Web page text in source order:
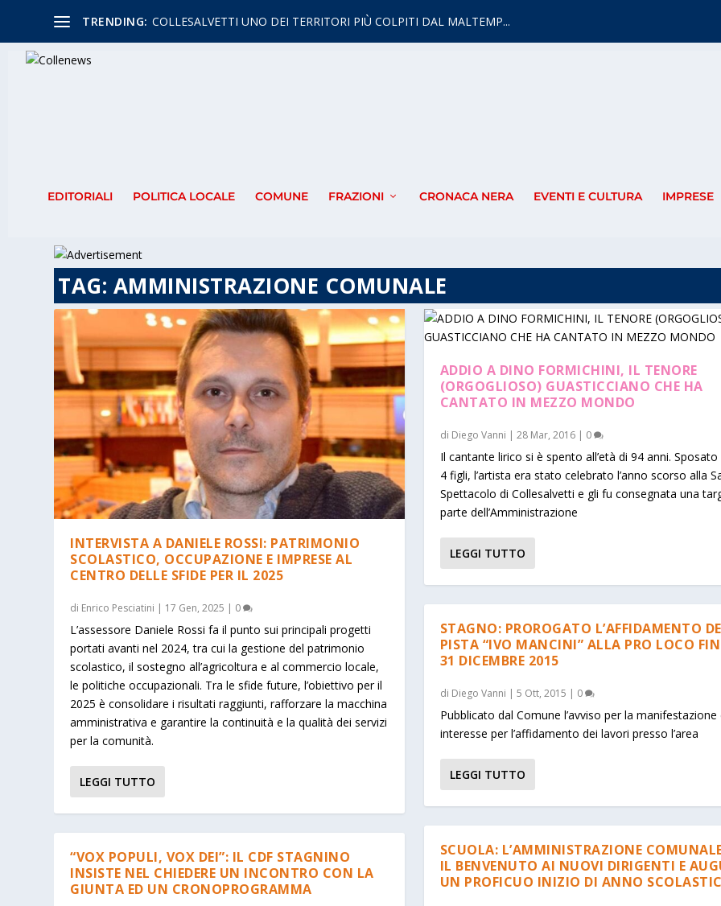
TRENDING: COLLESALVETTI UNO DEI TERRITORI PIÙ COLPITI DAL MALTEMP...
EDITORIALI POLITICA LOCALE COMUNE FRAZIONI CRONACA NERA EVENTI E CULTURA IMPRESE
TAG: AMMINISTRAZIONE COMUNALE
INTERVISTA A DANIELE ROSSI: PATRIMONIO
SCOLASTICO, OCCUPAZIONE E IMPRESE AL
CENTRO DELLE SFIDE PER IL 2025
di Enrico Pesciatini | 17 Gen, 2025 | 0
L’assessore Daniele Rossi fa il punto sui principali progetti
portati avanti nel 2024, tra cui la gestione del patrimonio
scolastico, il sostegno all’agricoltura e al commercio locale,
le politiche occupazionali. Tra le sfide future, l’obiettivo per il
2025 è consolidare i risultati raggiunti, rafforzare la macchina
amministrativa e garantire la continuità e la qualità dei servizi
per la comunità.
LEGGI TUTTO
“VOX POPULI, VOX DEI”: IL CDF STAGNINO
INSISTE NEL CHIEDERE UN INCONTRO CON LA
GIUNTA ED UN CRONOPROGRAMMA
ADDIO A DINO FORMICHINI, IL TENORE
(ORGOGLIOSO) GUASTICCIANO CHE HA
CANTATO IN MEZZO MONDO
di Diego Vanni | 28 Mar, 2016| 0
Il cantante lirico si è spento all’età di 94 anni. Sposato
4 figli, l’artista era stato celebrato l’anno scorso alla
Spettacolo di Collesalvetti e gli fu consegnata una
parte dell’Amministrazione
LEGGI TUTTO
STAGNO: PROROGATO L’AFFIDAMENTO
PISTA “IVO MANCINI” ALLA PRO LOCO
31 DICEMBRE 2015
di Diego Vanni | 5 Ott, 2015 | 0
Pubblicato dal Comune l’avviso per la manifestazione
interesse per l’affidamento dei lavori presso l’area
LEGGI TUTTO
SCUOLA: L’AMMINISTRAZIONE
IL BENVENUTO AI NUOVI DIRIGENTI E
UN PROFICUO INIZIO DI ANNO